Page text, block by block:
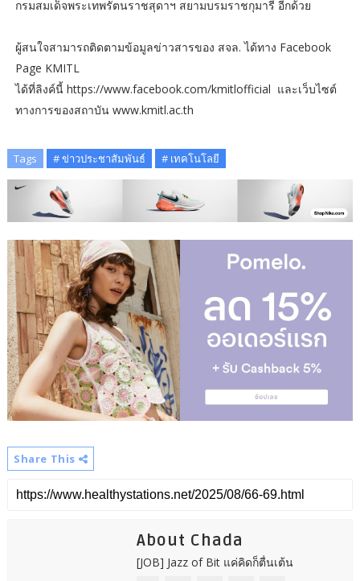
กรมสมเด็จพระเทพรัตนราชสุดาฯ สยามบรมราชกุมารี อีกด้วย
ผู้สนใจสามารถติดตามข้อมูลข่าวสารของ สจล. ได้ทาง Facebook
Page KMITL
ได้ที่ลิงค์นี้ https://www.facebook.com/kmitlofficial และเว็บไซต์
ทางการของสถาบัน www.kmitl.ac.th
Tags # ข่าวประชาสัมพันธ์ # เทคโนโลยี
Share This
About Chada
[JOB] Jazz of Bit แค่คิดก็ตื่นเต้น